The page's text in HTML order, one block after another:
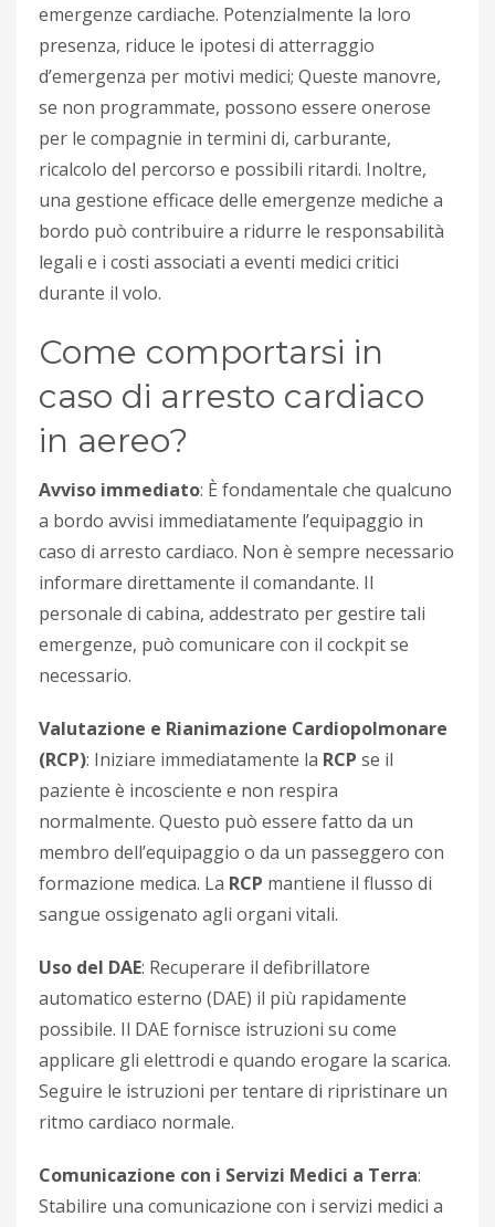
emergenze cardiache. Potenzialmente la loro
presenza, riduce le ipotesi di atterraggio
d’emergenza per motivi medici; Queste manovre,
se non programmate, possono essere onerose
per le compagnie in termini di, carburante,
ricalcolo del percorso e possibili ritardi. Inoltre,
una gestione efficace delle emergenze mediche a
bordo può contribuire a ridurre le responsabilità
legali e i costi associati a eventi medici critici
durante il volo.
Come comportarsi in
caso di arresto cardiaco
in aereo?
Avviso immediato: È fondamentale che qualcuno
a bordo avvisi immediatamente l’equipaggio in
caso di arresto cardiaco. Non è sempre necessario
informare direttamente il comandante. Il
personale di cabina, addestrato per gestire tali
emergenze, può comunicare con il cockpit se
necessario.
Valutazione e Rianimazione Cardiopolmonare
(RCP): Iniziare immediatamente la RCP se il
paziente è incosciente e non respira
normalmente. Questo può essere fatto da un
membro dell’equipaggio o da un passeggero con
formazione medica. La RCP mantiene il flusso di
sangue ossigenato agli organi vitali.
Uso del DAE: Recuperare il defibrillatore
automatico esterno (DAE) il più rapidamente
possibile. Il DAE fornisce istruzioni su come
applicare gli elettrodi e quando erogare la scarica.
Seguire le istruzioni per tentare di ripristinare un
ritmo cardiaco normale.
Comunicazione con i Servizi Medici a Terra:
Stabilire una comunicazione con i servizi medici a